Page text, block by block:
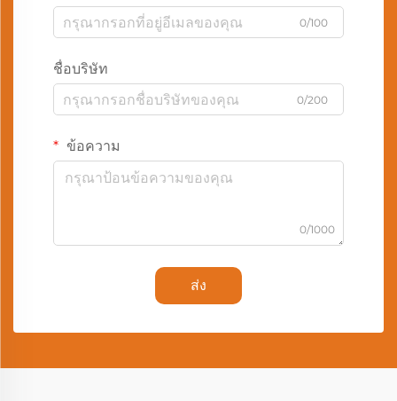
0/100
ชื่อบริษัท
0/200
ข้อความ
0/1000
ส่ง